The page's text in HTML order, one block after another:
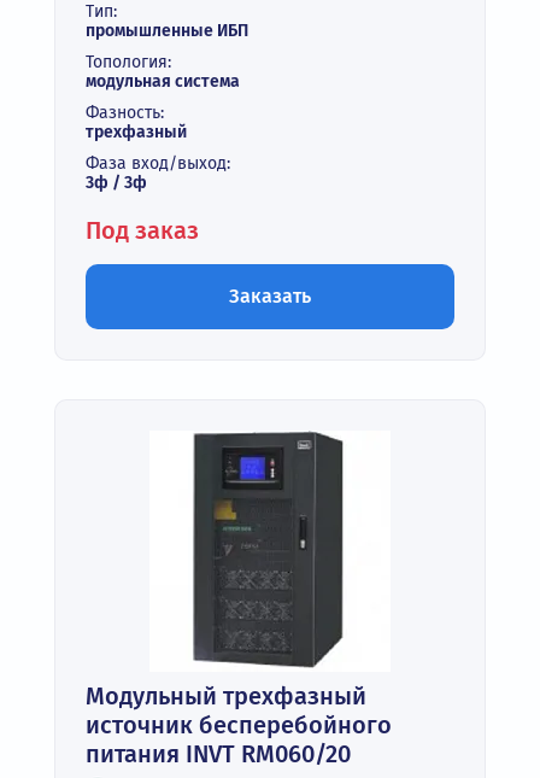
Тип:
промышленные ИБП
Топология:
модульная система
Фазность:
трехфазный
Фаза вход/выход:
3ф / 3ф
Под заказ
Заказать
Модульный трехфазный
источник бесперебойного
питания INVT RM060/20